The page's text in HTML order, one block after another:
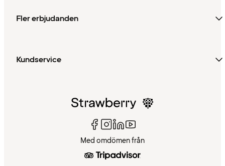
Fler erbjudanden
Kundservice
Med omdömen från